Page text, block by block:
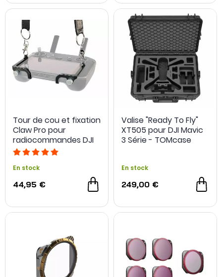
Tour de cou et fixation
Claw Pro pour
radiocommandes DJI
RC Pro et Smart
En stock
44,95 €
Valise "Ready To Fly"
XT505 pour DJI Mavic
3 Série - TOMcase
En stock
249,00 €